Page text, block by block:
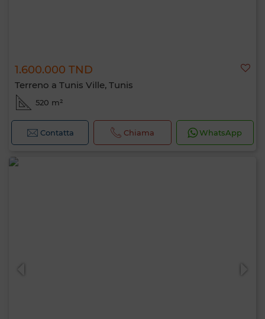
1.600.000 TND
Terreno a Tunis Ville, Tunis
520 m²
Contatta Chiama WhatsApp